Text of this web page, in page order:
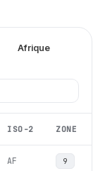
Afrique
ISO-2 ZONE
AF 9